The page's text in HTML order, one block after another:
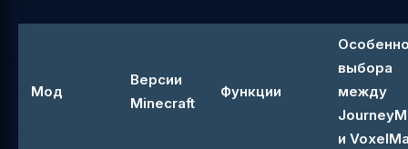
Мод
Версии
Minecraft
Функции
выбора
между
и